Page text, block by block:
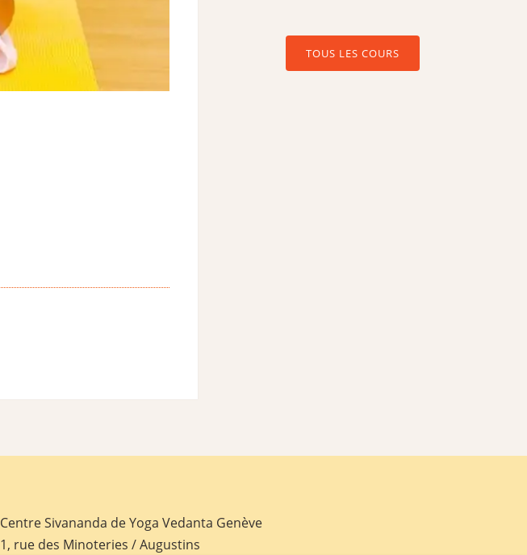
TOUS LES COURS
Centre Sivananda de Yoga Vedanta Genève
1, rue des Minoteries / Augustins